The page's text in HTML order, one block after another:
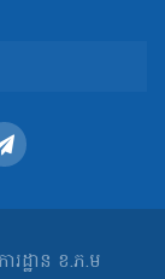
ដ្ឋាន ខ.ភ.ម